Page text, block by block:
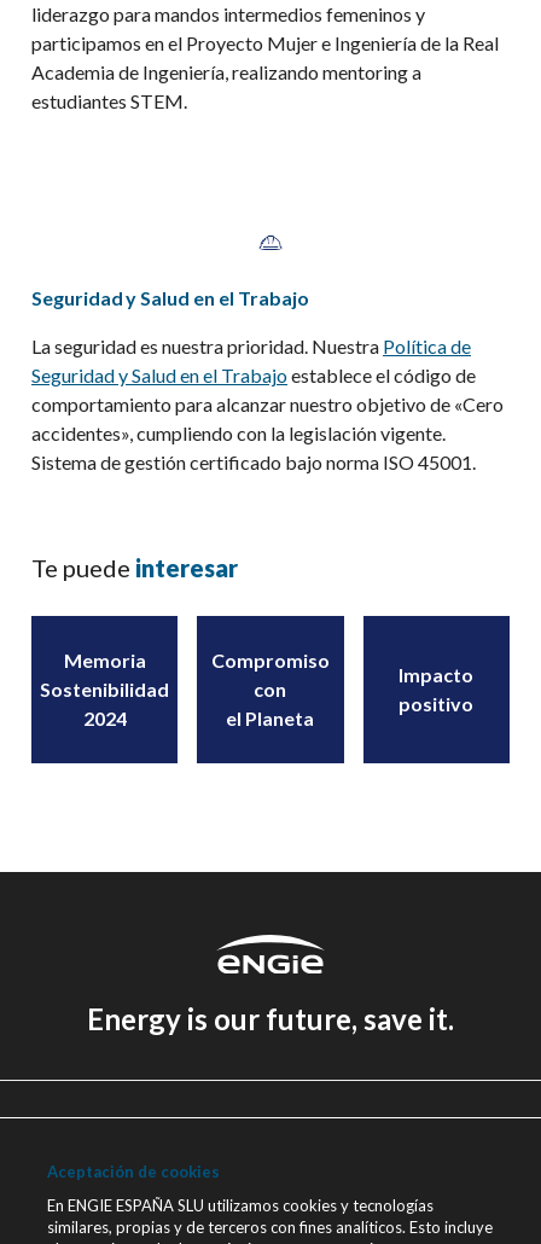
liderazgo para mandos intermedios femeninos y
participamos en el Proyecto Mujer e Ingeniería de la Real
Academia de Ingeniería, realizando mentoringa
estudiantes STEM.
Seguridad y Salud en el Trabajo
La seguridad es nuestra prioridad. Nuestra Política de
Seguridad y Salud en el Trabajoestablece el código de
comportamiento para alcanzar nuestro objetivo de «Cero
accidentes», cumpliendo con la legislación vigente.
Sistema de gestión certificado bajo norma ISO 45001.
Te puede interesar
Memoria
Sostenibilidad
2024
Compromiso
con
el Planeta
Impacto
positivo
Energy is our future, save it.
Aviso legal
Política de Privacidad
Política de cookies
Aceptación de cookies
En ENGIE ESPAÑA SLU utilizamos cookies y tecnologías
similares, propias y de terceros con fines analíticos. Esto incluye